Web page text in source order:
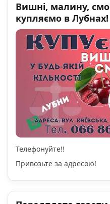
Вишні, малину,
купляємо в Лубнах!
Телефонуйте!!
Привозьте за адресою!